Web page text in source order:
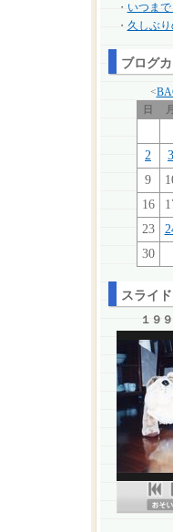
・ いつま
・ 久しぶ
ブログ
<
日 月
2
3
9
16
23
30
スライ
１９